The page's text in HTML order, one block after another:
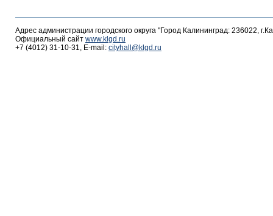
Адрес администрации городского округа "Город Калининград: 236022,
Официальный сайт www.klgd.ru
+7 (4012) 31-10-31, E-mail: cityhall@klgd.ru